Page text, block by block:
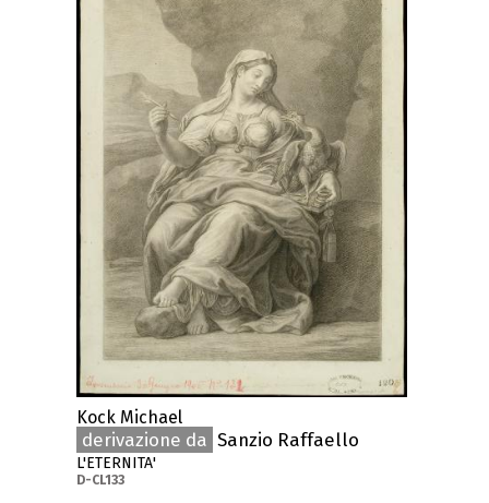
Kock Michael
derivazione da Sanzio Raffaello
L'ETERNITA'
D-CL133